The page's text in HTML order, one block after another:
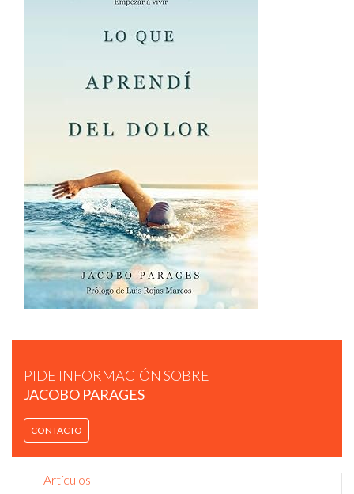
PIDE INFORMACIÓN SOBRE
JACOBO PARAGES
CONTACTO
Artículos
JACOBO PARAGES | VIDEO REEL.
OBJETIVOS.